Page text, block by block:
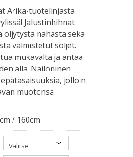
Arika-tuotelinjasta
Jalustinhihnat
öljytystä nahasta sekä
valmistetut soljet.
mukavalta ja antaa
alla. Nailoninen
jolloin
muotonsa
/ 160cm